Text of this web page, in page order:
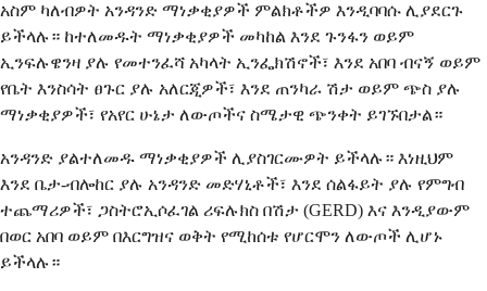
አስም ካለብዎት አንዳንድ ማነቃቂያዎች ምልክቶችዎ እንዲባባሱ ሊያደርጉ
ይችላሉ። ከተለመዱት ማነቃቂያዎች መካከል እንደ ጉንፋን ወይም
ኢንፍሉዌንዛ ያሉ የመተንፈሻ አካላት ኢንፌክሽኖች፣ እንደ አበባ ብናኝ ወይም
የቤት እንስሳት ፀጉር ያሉ አለርጂዎች፣ እንደ ጠንካራ ሽታ ወይም ጭስ ያሉ
ማነቃቂያዎች፣ የአየር ሁኔታ ለውጦችና ስሜታዊ ጭንቀት ይገኙበታል።
አንዳንድ ያልተለመዱ ማነቃቂያዎች ሊያስገርሙዎት ይችላሉ። እነዚህም
እንደ ቤታ-ብሎከር ያሉ አንዳንድ መድሃኒቶች፣ እንደ ሰልፋይት ያሉ የምግብ
ተጨማሪዎች፣ ጋስትሮኢሶፈገል ሪፍሉክስ በሽታ (GERD) እና እንዲያውም
በወር አበባ ወይም በእርግዝና ወቅት የሚከሰቱ የሆርሞን ለውጦች ሊሆኑ
ይችላሉ።